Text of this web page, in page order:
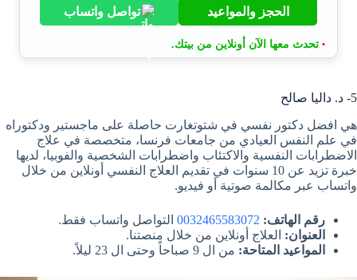
الحجز والمواعيد تواصل واتساب
• تحدث معها الآن أونلاين من بيتك.
5- د. داليا صالح
هي افضل دكتور نفسي في شتوتغارت حاصلة على ماجستير ودكتوراه
في علم النفس العيادي من جامعات فرنسا، متخصصة في علاج
الاضطرابات النفسية والاكتئاب واضطرابات الشخصية والفوبيا، لديها
خبرة تزيد عن 10 سنوات في تقديم العلاج النفسي أونلاين من خلال
واتساب عبر مكالمة صوتية أو فيديو.
رقم الهاتف:
التواصل واتساب فقط.
العنوان: العلاج أونلاين من خلال منصتنا.
المواعيد المتاحة: من ال 9 صباحاً وحتى ال 23 ليلاً.